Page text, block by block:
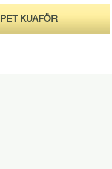
PET KUAFÖR